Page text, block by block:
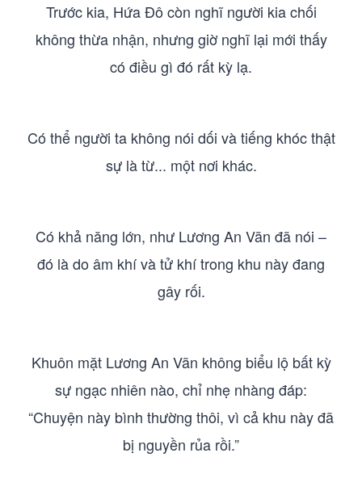
Trước kia, Hứa Đô còn nghĩ người kia chối
không thừa nhận, nhưng giờ nghĩ lại mới thấy
có điều gì đó rất kỳ lạ.
Có thể người ta không nói dối và tiếng khóc thật
sự là từ... một nơi khác.
Có khả năng lớn, như Lương An Vãn đã nói –
đó là do âm khí và tử khí trong khu này đang
gây rối.
Khuôn mặt Lương An Vãn không biểu lộ bất kỳ
sự ngạc nhiên nào, chỉ nhẹ nhàng đáp:
“Chuyện này bình thường thôi, vì cả khu này đã
bị nguyền rủa rồi.”